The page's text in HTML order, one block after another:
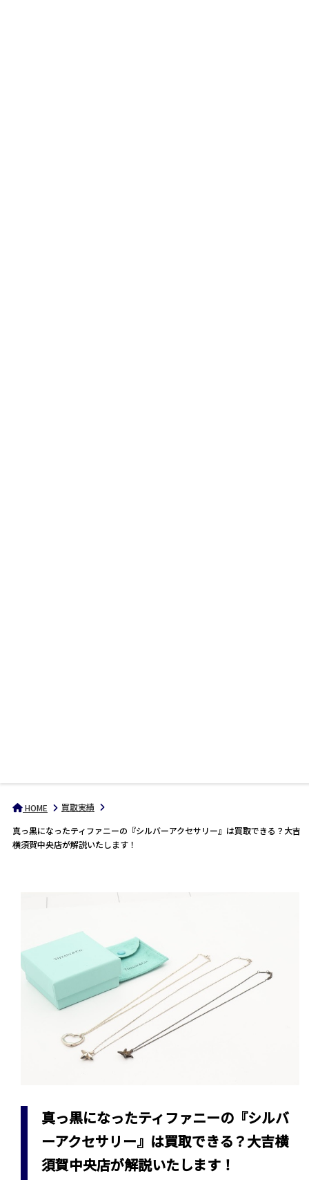
HOME
買取実績
真っ黒になったティファニーの『シルバーアクセサリー』は買取できる？大吉
横須賀中央店が解説いたします！
真っ黒になったティファニーの『シルバ
ーアクセサリー』は買取できる？大吉横
須賀中央店が解説いたします！